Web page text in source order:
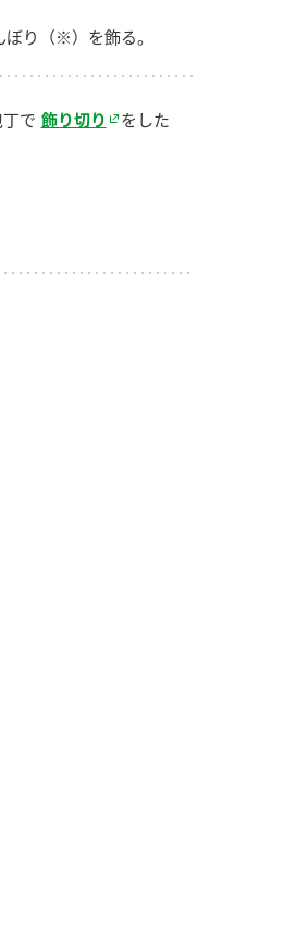
り（※）を飾る。
で 飾り切り
をした